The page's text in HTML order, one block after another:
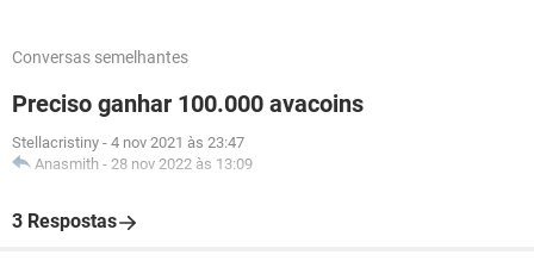
Conversas semelhantes
Preciso ganhar 100.000 avacoins
Stellacristiny - 4 nov 2021 às 23:47
Anasmith - 28 nov 2022 às 13:09
3 Respostas